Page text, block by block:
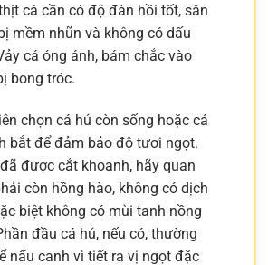
cá cần có độ đàn hồi tốt, săn
mềm nhũn và không có dấu
cá óng ánh, bám chắc vào
bong tróc.
chọn cá hú còn sống hoặc cá
bắt để đảm bảo độ tươi ngọt.
được cắt khoanh, hãy quan
còn hồng hào, không có dịch
biệt không có mùi tanh nồng
đầu cá hú, nếu có, thường
nấu canh vì tiết ra vị ngọt đặc